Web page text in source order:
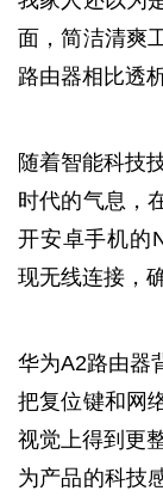
面，简洁清爽
路由器相比透
随着智能科技
时代的气息，
开安卓手机的
现无线连接，
华为A2路由器
把复位键和网
视觉上得到更
为产品的科技